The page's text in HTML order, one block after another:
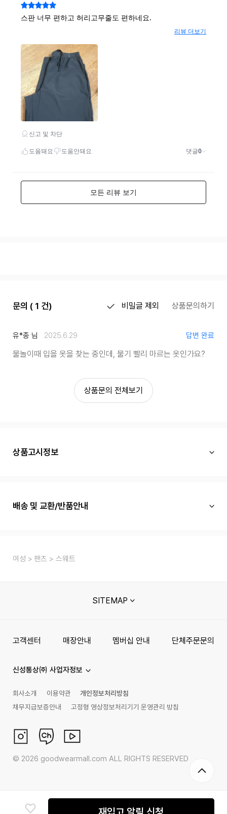
문의 ( 1 건) 비밀글 제외 상품문의하기
유*종 님 2025.6.29 답변 완료
물놀이때 입을 옷을 찾는 중인데, 물기 빨리 마르는 옷인가요?
상품문의 전체보기
상품고시정보
배송 및 교환/반품안내
여성 팬츠 스웨트
SITEMAP
고객센터 매장안내 멤버십 안내 단체주문문의
신성통상㈜ 사업자정보
회사소개 이용약관
개인정보처리방침
채무지급보증안내
고정형 영상정보처리기기 운영관리 방침
© 2026 goodwearmall.com ALL RIGHTS RESERVED